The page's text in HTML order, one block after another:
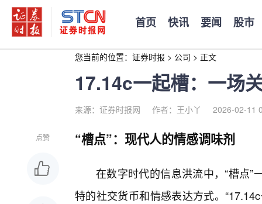
首页 快讯 要闻 股市
您当前的位置： 证券时报 > 公司 > 正文
17.14c一起槽：一场
来源：证券时报网 作者：王小丫 2026-02-11
点赞 “槽点”：现代人的情感调味剂
在数字时代的信息洪流中，“槽点
特的社交货币和情感表达方式。